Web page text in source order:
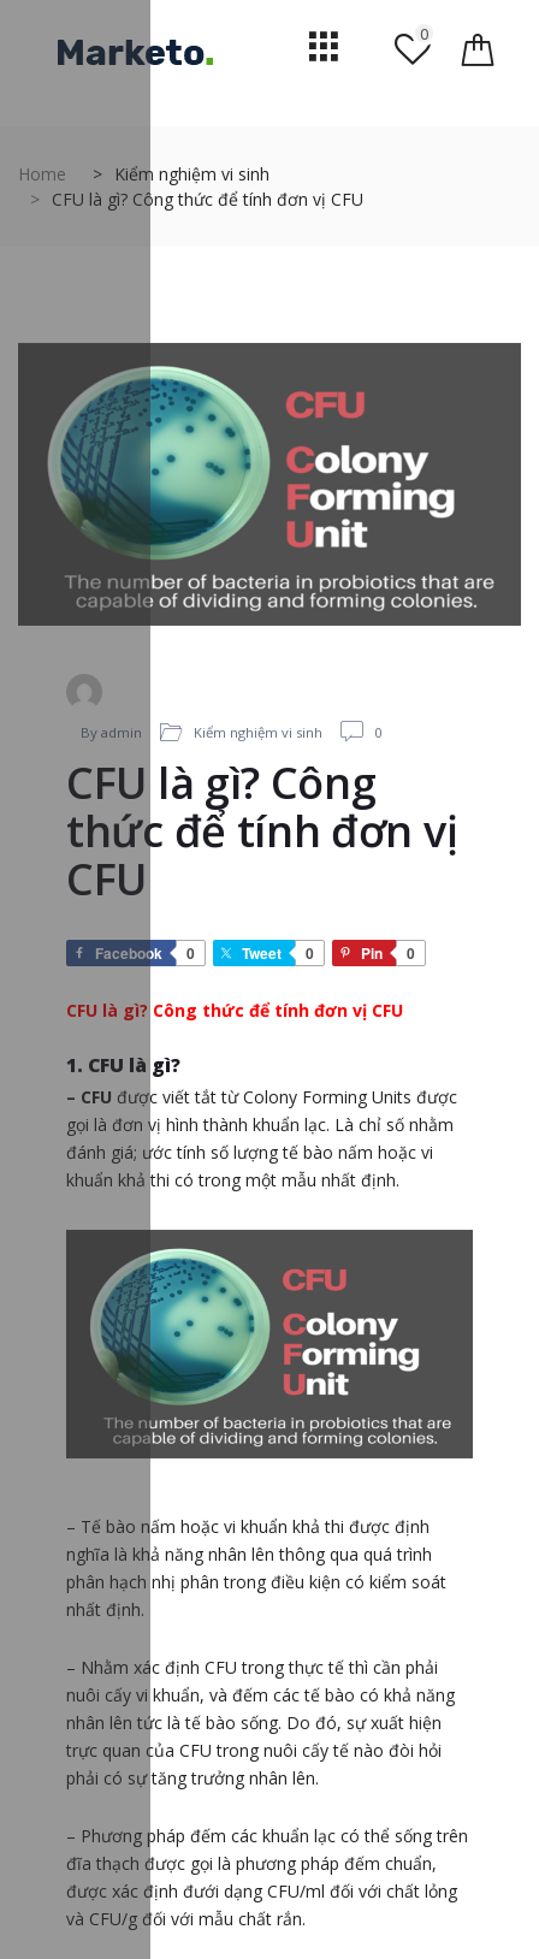
0
Home
Kiểm nghiệm vi sinh
CFU là gì? Công thức để tính đơn vị CFU
By admin Kiểm nghiệm vi sinh 0
CFU là gì? Công
thức để tính đơn vị
CFU
Facebook 0 Tweet 0 Pin 0
CFU là gì? Công thức để tính đơn vị CFU
1. CFU là gì?
– CFU được viết tắt từ Colony Forming Units được
gọi là đơn vị hình thành khuẩn lạc. Là chỉ số nhằm
đánh giá; ước tính số lượng tế bào nấm hoặc vi
khuẩn khả thi có trong một mẫu nhất định.
– Tế bào nấm hoặc vi khuẩn khả thi được định
nghĩa là khả năng nhân lên thông qua quá trình
phân hạch nhị phân trong điều kiện có kiểm soát
nhất định.
– Nhằm xác định CFU trong thực tế thì cần phải
nuôi cấy vi khuẩn, và đếm các tế bào có khả năng
nhân lên tức là tế bào sống. Do đó, sự xuất hiện
trực quan của CFU trong nuôi cấy tế nào đòi hỏi
phải có sự tăng trưởng nhân lên.
– Phương pháp đếm các khuẩn lạc có thể sống trên
đĩa thạch được gọi là phương pháp đếm chuẩn,
được xác định đưới dạng CFU/ml đối với chất lỏng
và CFU/g đối với mẫu chất rắn.